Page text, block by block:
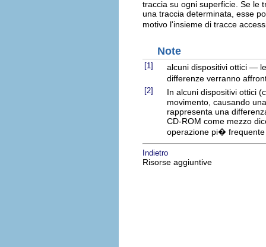
traccia su ogni superficie. Se le
una traccia determinata, esse
motivo l'insieme di tracce
Note
[1]
alcuni dispositivi ottici —
differenze verranno
[2]
In alcuni dispositivi ottici
movimento, causando
rappresenta una
CD-ROM come mezzo
operazione pi� frequente
Indietro
Risorse aggiuntive